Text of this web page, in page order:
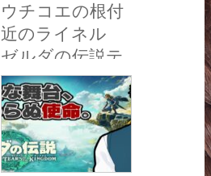
ウチコエの根付
近のライネル
ゼルダの伝説テ
ィアーズオブ ザ
キングダム
Nintendo Switch 2
Edition #zelda
#shorts